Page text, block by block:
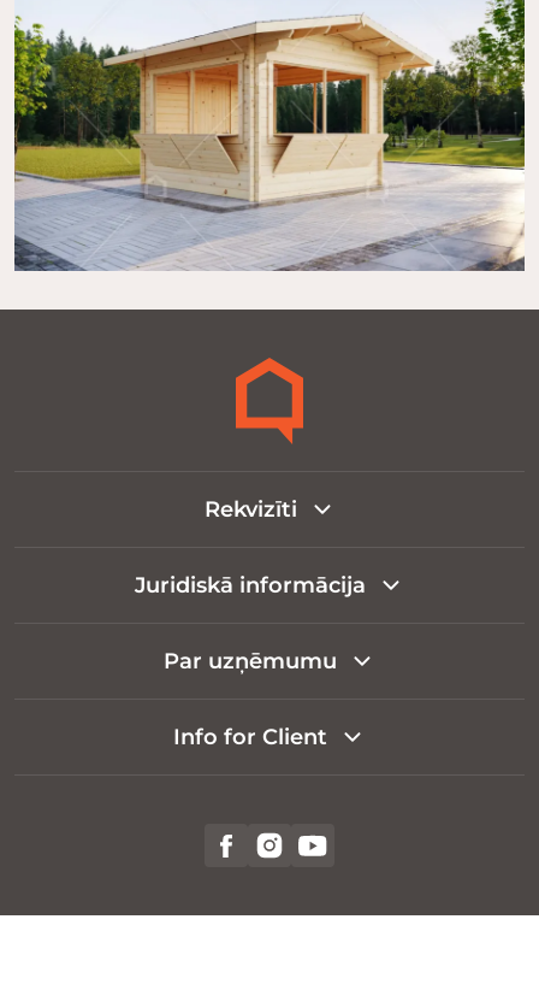
Rekvizīti
Juridiskā informācija
Par uzņēmumu
Info for Client